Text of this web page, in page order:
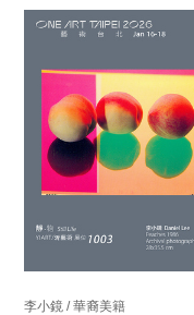
李小鏡 / 華裔美籍